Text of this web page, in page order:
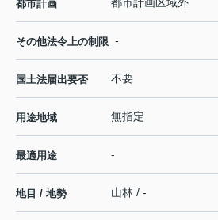
都市計画
その他法令上の制限 -
国土法届出要否 不要
用途地域 無指定
最適用途 -
地目 / 地勢 山林 / -